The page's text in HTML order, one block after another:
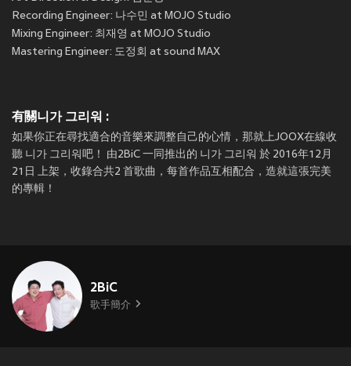
Recording Engineer: 나수민 at MOJO Studio
Mixing Engineer: 최재영 at MOJO Studio
Mastering Engineer: 도정회 at sound MAX
有關니가 그리워 :
如果你正在尋找適合的音樂來調整自己的心情，那就上JOOX在線收
聽 니가 그리워吧！ 由2BiC 一同推出的 니가 그리워 於 2016年12月
21日 上架，收錄合共2 首歌曲，每首作品互相配合，造就這張完美
的專輯！
2BiC
歌手簡介